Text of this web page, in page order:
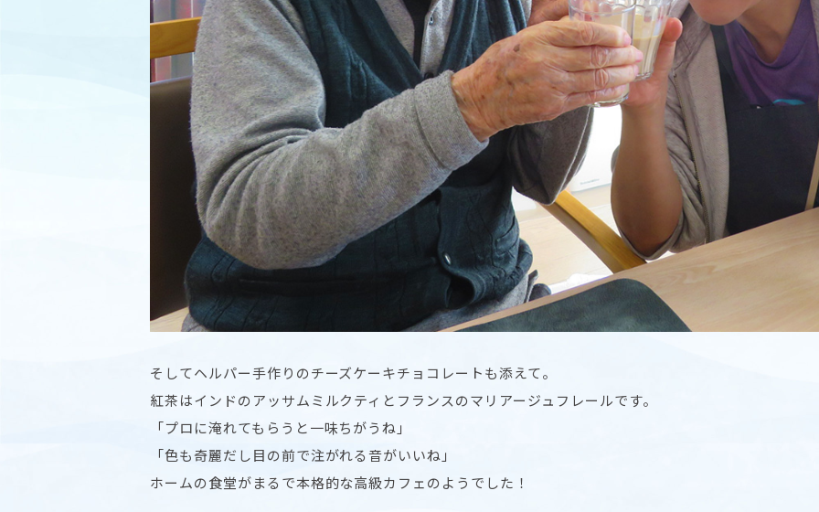
そしてヘルパー手作りのチーズケーキチョコレートも添えて。
紅茶はインドのアッサムミルクティとフランスのマリアージュフレールです。
「プロに淹れてもらうと一味ちがうね」
「色も奇麗だし目の前で注がれる音がいいね」
ホームの食堂がまるで本格的な高級カフェのようでした！